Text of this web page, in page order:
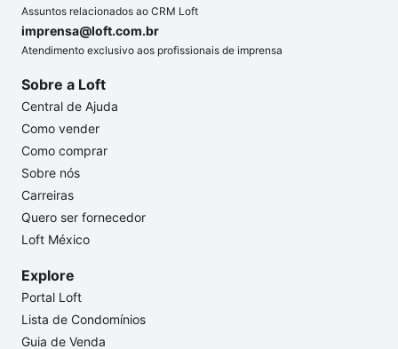
Assuntos relacionados ao CRM Loft
imprensa@loft.com.br
Atendimento exclusivo aos profissionais de imprensa
Sobre a Loft
Central de Ajuda
Como vender
Como comprar
Sobre nós
Carreiras
Quero ser fornecedor
Loft México
Explore
Portal Loft
Lista de Condomínios
Guia de Venda